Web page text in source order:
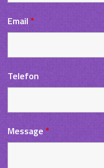
Email*
Telefon
Message*